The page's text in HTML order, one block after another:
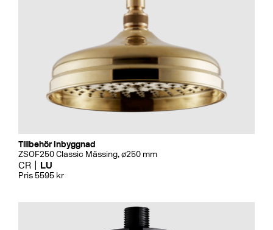
Tillbehör Inbyggnad
ZSOF250 Classic Mässing, ø250 mm
CR LU
Pris 5595 kr